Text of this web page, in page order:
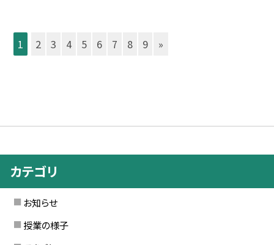
1 2 3 4 5 6 7 8 9 »
カテゴリ
お知らせ
授業の様子